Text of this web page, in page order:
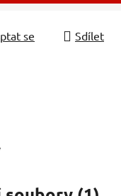
se Sdílet